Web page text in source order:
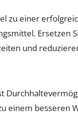
zu einer
und
einem besseren